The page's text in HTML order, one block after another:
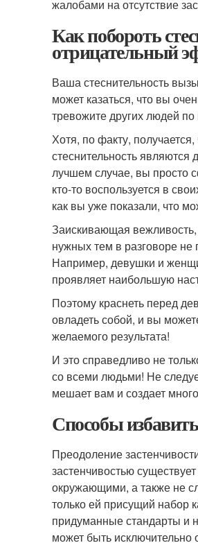
жалобами на отсутствие
Как побороть
отрицательный
Ваша стеснительность
может казаться, что вы
тревожите других людей
Хотя, по факту,
стеснительность являются
лучшем случае, вы просто
кто-то воспользуется в
как вы уже показали, что
Заискивающая
нужных тем в разговоре не
Например, девушки и
проявляет наибольшую
Поэтому краснеть перед
овладеть собой, и вы
желаемого результата!
И это справедливо не
со всеми людьми! Не
мешает вам и создает
Способы
Преодоление
застенчивостью
окружающими, а также не
только ей присущий набор
придуманные стандарты и
может быть исключительно